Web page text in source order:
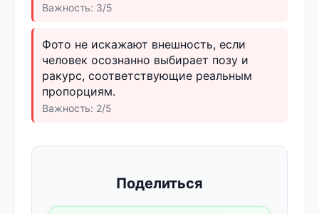
Важность: 3/5
Фото не искажают внешность, если
человек осознанно выбирает позу и
ракурс, соответствующие реальным
пропорциям.
Важность: 2/5
Поделиться